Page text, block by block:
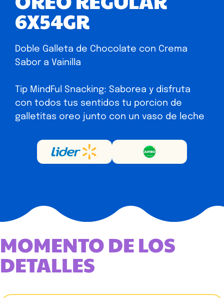
6X54GR
Doble Galleta de Chocolate con Crema
Sabor a Vainilla
Tip MindFul Snacking: Saborea y disfruta
con todos tus sentidos tu porcion de
galletitas oreo junto con un vaso de leche
MOMENTO DE LOS
DETALLES